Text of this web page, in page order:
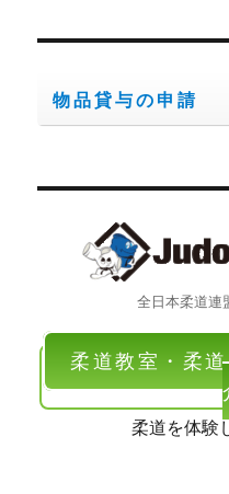
ン
物品貸与の申請
全日本柔道連
柔道教室・柔
柔道を体験